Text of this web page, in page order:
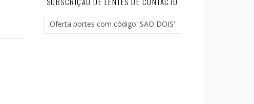
Oferta portes com código 'SAO DOIS'